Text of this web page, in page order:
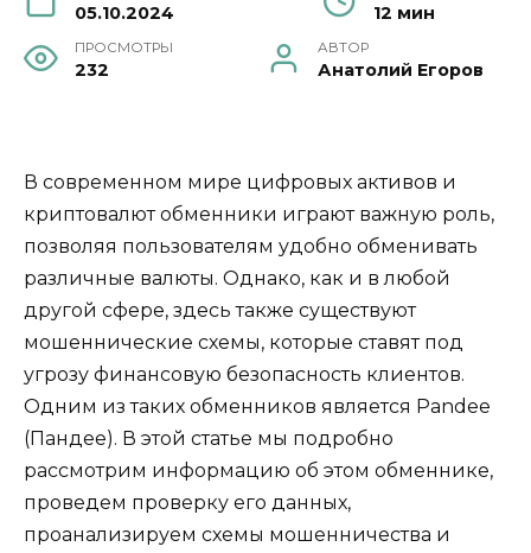
05.10.2024 12 мин
ПРОСМОТРЫ
232
АВТОР
Анатолий Егоров
В современном мире цифровых активов и
криптовалют обменники играют важную роль,
позволяя пользователям удобно обменивать
различные валюты. Однако, как и в любой
другой сфере, здесь также существуют
мошеннические схемы, которые ставят под
угрозу финансовую безопасность клиентов.
Одним из таких обменников является Pandee
(Пандее). В этой статье мы подробно
рассмотрим информацию об этом обменнике,
проведем проверку его данных,
проанализируем схемы мошенничества и